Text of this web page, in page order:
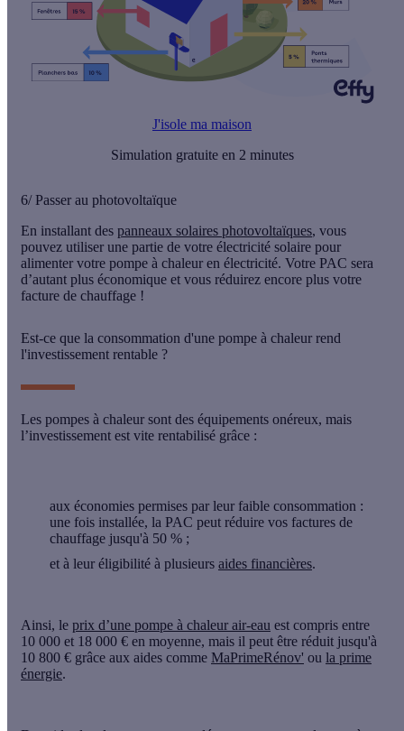
J'isole ma maison
Simulation gratuite en 2 minutes
6/ Passer au photovoltaïque
En installant des panneaux solaires photovoltaïques, vous
pouvez utiliser une partie de votre électricité solaire pour
alimenter votre pompe à chaleur en électricité. Votre PAC sera
d’autant plus économique et vous réduirez encore plus votre
facture de chauffage !
Est-ce que la consommation d'une pompe à chaleur rend
l'investissement rentable ?
Les pompes à chaleur sont des équipements onéreux, mais
l’investissement est vite rentabilisé grâce :
aux économies permises par leur faible consommation :
une fois installée, la PAC peut réduire vos factures de
chauffage jusqu'à 50 % ;
et à leur éligibilité à plusieurs aides financières.
Ainsi, le prix d’une pompe à chaleur air-eau est compris entre
10 000 et 18 000 € en moyenne, mais il peut être réduit jusqu'à
10 800 € grâce aux aides comme MaPrimeRénov' ou la prime
énergie.